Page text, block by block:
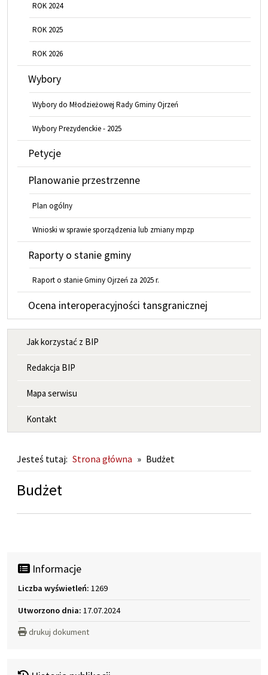
ROK 2024
ROK 2025
ROK 2026
Wybory
Wybory do Młodzieżowej Rady Gminy Ojrzeń
Wybory Prezydenckie - 2025
Petycje
Planowanie przestrzenne
Plan ogólny
Wnioski w sprawie sporządzenia lub zmiany mpzp
Raporty o stanie gminy
Raport o stanie Gminy Ojrzeń za 2025 r.
Ocena interoperacyjności tansgranicznej
MENU INFORMACYJNE
Jak korzystać z BIP
Redakcja BIP
Mapa serwisu
Kontakt
Jesteś tutaj: Strona główna » Budżet
Budżet
Informacje
Liczba wyświetleń: 1269
Utworzono dnia: 17.07.2024
drukuj dokument